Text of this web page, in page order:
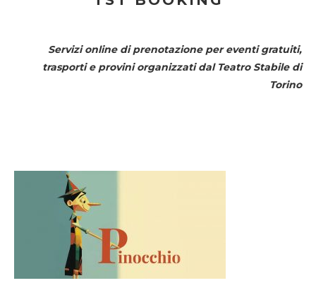
Servizi online di prenotazione per eventi gratuiti,
trasporti e provini organizzati dal Teatro Stabile di
Torino